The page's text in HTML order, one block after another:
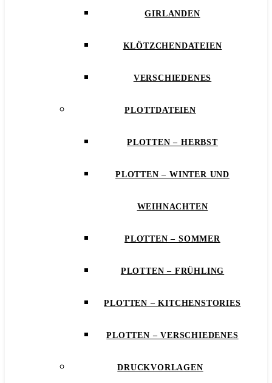
GIRLANDEN
KLÖTZCHENDATEIEN
VERSCHIEDENES
PLOTTDATEIEN
PLOTTEN – HERBST
PLOTTEN – WINTER UND
WEIHNACHTEN
PLOTTEN – SOMMER
PLOTTEN – FRÜHLING
PLOTTEN – KITCHENSTORIES
PLOTTEN – VERSCHIEDENES
DRUCKVORLAGEN